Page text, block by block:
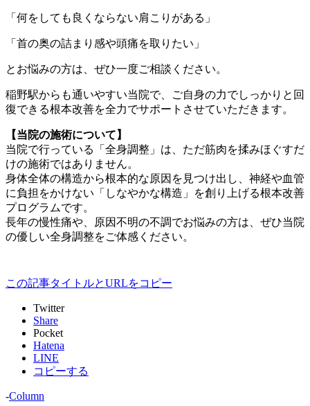
「何をしても良くならない肩こりがある」
「首の奥の詰まり感や頭痛を取りたい」
とお悩みの方は、ぜひ一度ご相談ください。
稲野駅からも通いやすい当院で、ご自身の力でしっかりと回
復できる根本改善を全力でサポートさせていただきます。
【当院の施術について】
当院で行っている「全身調整」は、ただ筋肉を揉みほぐすだ
けの施術ではありません。
身体全体の構造から根本的な原因を見つけ出し、神経や血管
に負担をかけない「しなやかな構造」を創り上げる根本改善
プログラムです。
長年の慢性痛や、原因不明の不調でお悩みの方は、ぜひ当院
の優しい全身調整をご体感ください。
この記事タイトルとURLをコピー
Twitter
Share
Pocket
Hatena
LINE
コピーする
-Column